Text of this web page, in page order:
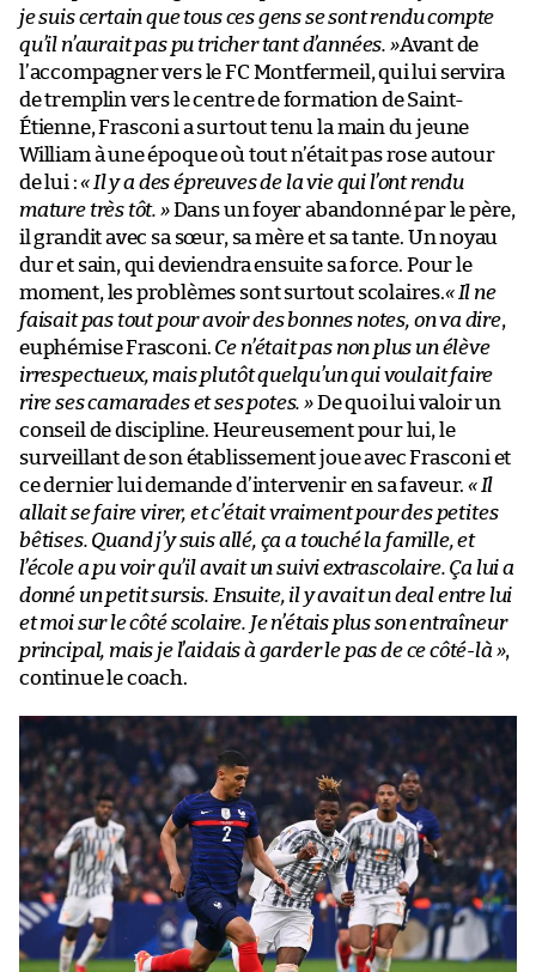
je suis certain que tous ces gens se sont rendu compte
qu’il n’aurait pas pu tricher tant d’années. »Avant de
l’accompagner vers le FC Montfermeil, qui lui servira
de tremplin vers le centre de formation de Saint-
Étienne, Frasconi a surtout tenu la main du jeune
William à une époque où tout n’était pas rose autour
de lui :« Il y a des épreuves de la vie qui l’ont rendu
mature très tôt. »Dans un foyer abandonné par le père,
il grandit avec sa sœur, sa mère et sa tante. Un noyau
dur et sain, qui deviendra ensuite sa force. Pour le
moment, les problèmes sont surtout scolaires.« Il ne
faisait pas tout pour avoir des bonnes notes, on va dire,
euphémise Frasconi. Ce n’était pas non plus un élève
irrespectueux, mais plutôt quelqu’un qui voulait faire
rire ses camarades et ses potes. »De quoi lui valoir un
conseil de discipline. Heureusement pour lui, le
surveillant de son établissement joue avec Frasconi et
ce dernier lui demande d’intervenir en sa faveur.« Il
allait se faire virer, et c’était vraiment pour des petites
bêtises. Quand j’y suis allé, ça a touché la famille, et
l’école a pu voir qu’il avait un suivi extrascolaire. Ça lui a
donné un petit sursis. Ensuite, il y avait un deal entre lui
et moi sur le côté scolaire. Je n’étais plus son entraîneur
principal, mais je l’aidais à garder le pas de ce côté-là »,
continue le coach.